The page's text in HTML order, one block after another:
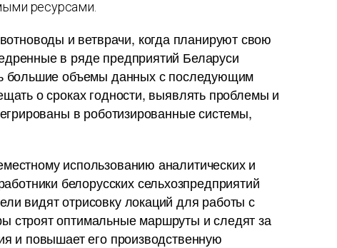
ресурсами.
и ветврачи, когда планируют свою
в ряде предприятий Беларуси
большие объемы данных с последующим
о сроках годности, выявлять проблемы и
в роботизированные системы,
использованию аналитических и
белорусских сельхозпредприятий
видят отрисовку локаций для работы с
строят оптимальные маршруты и следят за
и повышает его производственную